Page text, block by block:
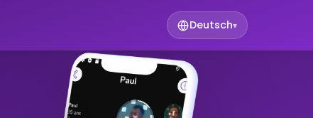
Deutsch▾